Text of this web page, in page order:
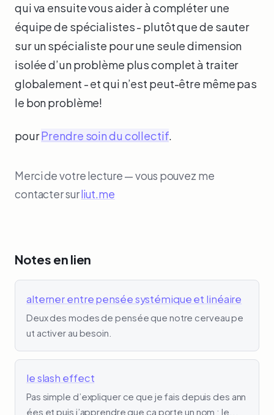
qui va ensuite vous aider à compléter une
équipe de spécialistes - plutôt que de sauter
sur un spécialiste pour une seule dimension
isolée d’un problème plus complet à traiter
globalement - et qui n’est peut-être même pas
le bon problème!
pourPrendre soin du collectif.
Merci de votre lecture — vous pouvez me
contacter surliut.me
Notes en lien
alterner entre pensée systémique et linéaire
Deux des modes de pensée que notre cerveau pe
ut activer au besoin.
le slash effect
Pas simple d’expliquer ce que je fais depuis des ann
ées et puis j’apprendre que ça porte un nom : le...